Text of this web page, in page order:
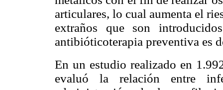
articulares, lo cual aumenta el
extraños que son
antibióticoterapia preventiva es
En un estudio realizado en
evaluó la relación entre